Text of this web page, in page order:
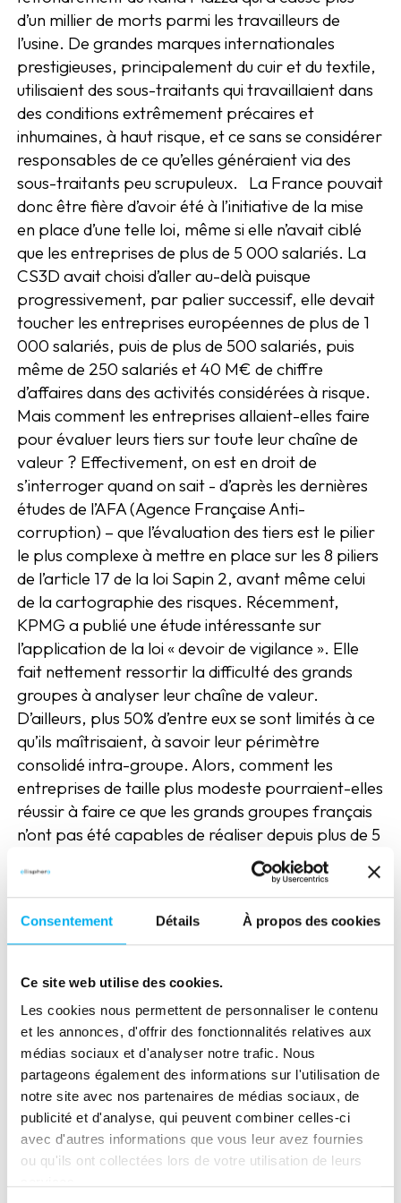
Consentement Détails À propos des cookies
Ce site web utilise des cookies.
Les cookies nous permettent de personnaliser le contenu
et les annonces, d'offrir des fonctionnalités relatives aux
médias sociaux et d'analyser notre trafic. Nous
partageons également des informations sur l'utilisation de
notre site avec nos partenaires de médias sociaux, de
publicité et d'analyse, qui peuvent combiner celles-ci
avec d'autres informations que vous leur avez fournies
ou qu'ils ont collectées lors de votre utilisation de leurs
d’un millier de morts parmi les travailleurs de
l’usine. De grandes marques internationales
prestigieuses, principalement du cuir et du textile,
utilisaient des sous-traitants qui travaillaient dans
des conditions extrêmement précaires et
inhumaines, à haut risque, et ce sans se considérer
responsables de ce qu’elles généraient via des
sous-traitants peu scrupuleux. La France pouvait
donc être fière d’avoir été à l’initiative de la mise
en place d’une telle loi, même si elle n’avait ciblé
que les entreprises de plus de 5 000 salariés. La
CS3D avait choisi d’aller au-delà puisque
progressivement, par palier successif, elle devait
toucher les entreprises européennes de plus de 1
000 salariés, puis de plus de 500 salariés, puis
même de 250 salariés et 40 M€ de chiffre
d’affaires dans des activités considérées à risque.
Mais comment les entreprises allaient-elles faire
pour évaluer leurs tiers sur toute leur chaîne de
valeur ? Effectivement, on est en droit de
s’interroger quand on sait - d’après les dernières
études de l’AFA (Agence Française Anti-
corruption) – que l’évaluation des tiers est le pilier
le plus complexe à mettre en place sur les 8 piliers
de l’article 17 de la loi Sapin 2, avant même celui
de la cartographie des risques. Récemment,
KPMG a publié une étude intéressante sur
l’application de la loi « devoir de vigilance ». Elle
fait nettement ressortir la difficulté des grands
groupes à analyser leur chaîne de valeur.
D’ailleurs, plus 50% d’entre eux se sont limités à ce
qu’ils maîtrisaient, à savoir leur périmètre
consolidé intra-groupe. Alors, comment les
entreprises de taille plus modeste pourraient-elles
réussir à faire ce que les grands groupes français
n’ont pas été capables de réaliser depuis plus de 5
ans ? C’est aujourd’hui ce que le MEDEF met entre
autre en avant pour alerter vigoureusement sur la
directive CS3D, à côté d’autres représentants
patronaux et partis politiques de quelques pays
comme l’Allemagne qui - rappelons-le encore -
avait adopté une loi analogue mais, il est vrai
Pour autant, même si la réaction des « patrons »
devant le carcan réglementaire et bureaucratique
toujours plus contraignant se comprend, on ne
peut pas non plus envisager de ne rien faire, et
rester passif devant l’inéluctable. Le
réchauffement climatique, la disparition de la
biodiversité et le respect des droits fondamentaux